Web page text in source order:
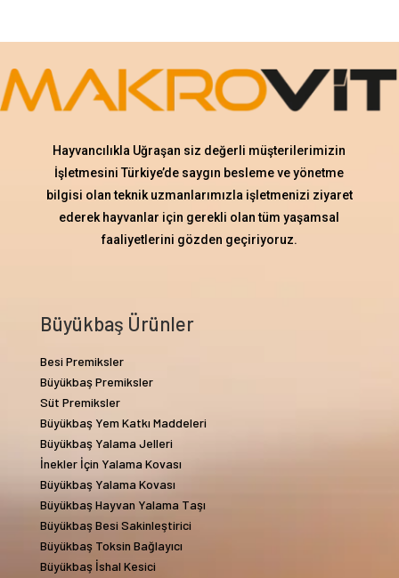
Hayvancılıkla Uğraşan siz değerli müşterilerimizin
İşletmesini Türkiye’de saygın besleme ve yönetme
bilgisi olan teknik uzmanlarımızla işletmenizi ziyaret
ederek hayvanlar için gerekli olan tüm yaşamsal
faaliyetlerini gözden geçiriyoruz.
Büyükbaş Ürünler
Besi Premiksler
Büyükbaş Premiksler
Süt Premiksler
Büyükbaş Yem Katkı Maddeleri
Büyükbaş Yalama Jelleri
İnekler İçin Yalama Kovası
Büyükbaş Yalama Kovası
Büyükbaş Hayvan Yalama Taşı
Büyükbaş Besi Sakinleştirici
Büyükbaş Toksin Bağlayıcı
Büyükbaş İshal Kesici